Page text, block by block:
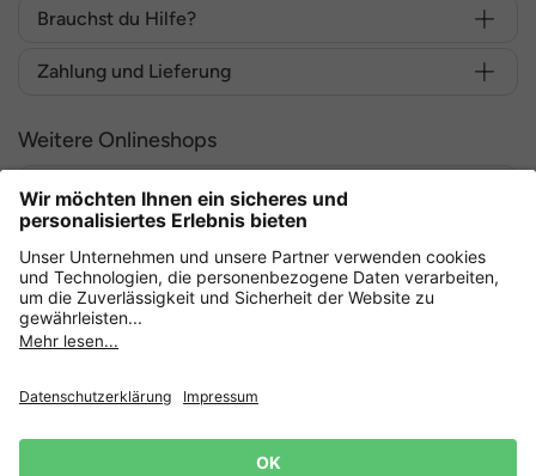
Brauchst du Hilfe?
Zahlung und Lieferung
Weitere Onlineshops
Deutschland
Sicher einkaufen mit
AGB